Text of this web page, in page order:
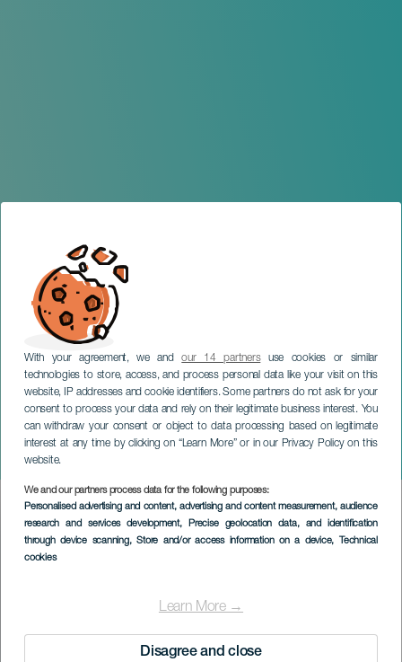
With your agreement, we andour 14 partnersuse cookies or similar
technologies to store, access, and process personal data like your visit on this
website, IP addresses and cookie identifiers. Some partners do not ask for your
consent to process your data and rely on their legitimate business interest. You
can withdraw your consent or object to data processing based on legitimate
interest at any time by clicking on “Learn More” or in our Privacy Policy on this
website.
We and our partners process data for the following purposes:
Personalised advertising and content, advertising and content measurement, audience
research and services development, Precise geolocation data, and identification
through device scanning, Store and/or access information on a device, Technical
cookies
Learn More →
Disagree and close
Iván Torres: Oltre il
corridoio
GRAN CANARIA
Imagen
Listado